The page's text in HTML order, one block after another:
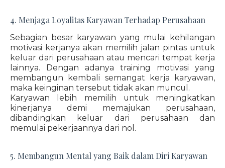
4. Menjaga Loyalitas Karyawan Terhadap Perusahaan
Sebagian besar karyawan yang mulai kehilangan
motivasi kerjanya akan memilih jalan pintas untuk
keluar dari perusahaan atau mencari tempat kerja
lainnya. Dengan adanya training motivasi yang
membangun kembali semangat kerja karyawan,
maka keinginan tersebut tidak akan muncul.
Karyawan lebih memilih untuk meningkatkan
kinerjanya demi memajukan perusahaan,
dibandingkan keluar dari perusahaan dan
memulai pekerjaannya dari nol.
5. Membangun Mental yang Baik dalam Diri Karyawan